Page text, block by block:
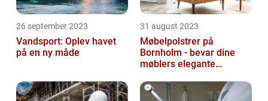
26 september 2023
Vandsport: Oplev havet
på en ny måde
31 august 2023
Møbelpolstrer på
Bornholm - bevar dine
møblers elegante